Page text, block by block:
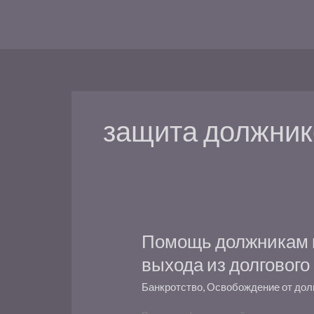
защита
Помощь должникам
выхода из
Банкротство,Освобождение от
Помощь
в
Новокузнецке